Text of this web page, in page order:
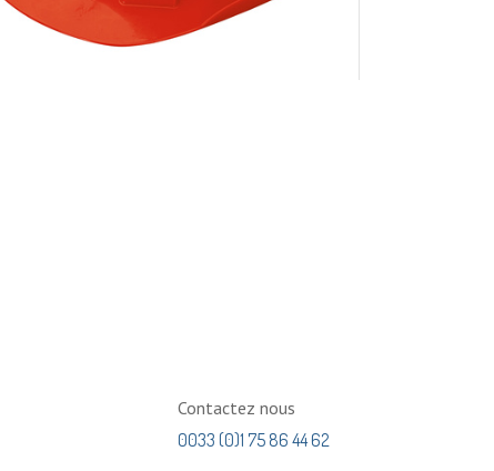
Contactez nous
0033 (0)1 75 86 44 62